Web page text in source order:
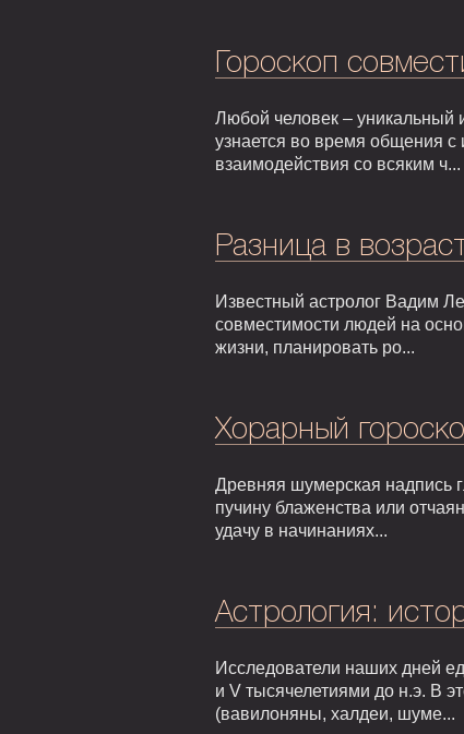
Гороскоп
Любой человек – уникальный
узнается во время общения
взаимодействия со всяким ч...
Разница в
Известный астролог Вадим
совместимости людей на
жизни, планировать ро...
Хорарный
Древняя шумерская надпись
пучину блаженства или
удачу в начинаниях...
Астрология:
Исследователи наших дней
и V тысячелетиями до н.э. В
(вавилоняны, халдеи, шуме...